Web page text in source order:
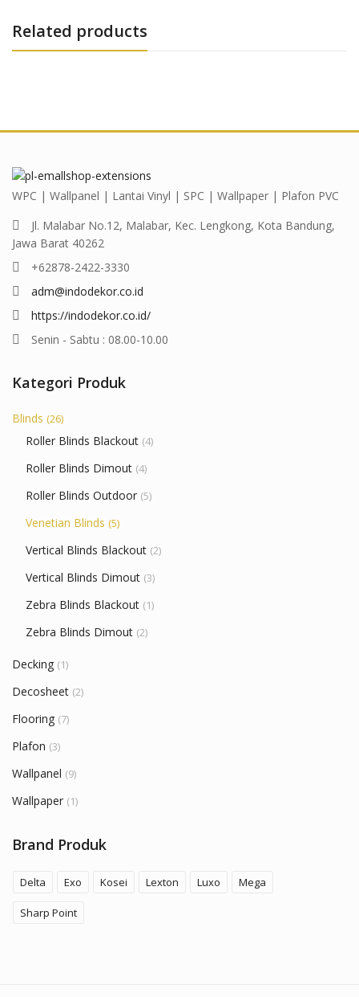
Related products
WPC | Wallpanel | Lantai Vinyl | SPC | Wallpaper | Plafon PVC
Jl. Malabar No.12, Malabar, Kec. Lengkong, Kota Bandung,
Jawa Barat 40262
+62878-2422-3330
adm@indodekor.co.id
https://indodekor.co.id/
Senin - Sabtu : 08.00-10.00
Kategori Produk
Blinds (26)
Roller Blinds Blackout (4)
Roller Blinds Dimout (4)
Roller Blinds Outdoor (5)
Venetian Blinds (5)
Vertical Blinds Blackout (2)
Vertical Blinds Dimout (3)
Zebra Blinds Blackout (1)
Zebra Blinds Dimout (2)
Decking (1)
Decosheet (2)
Flooring (7)
Plafon (3)
Wallpanel (9)
Wallpaper (1)
Brand Produk
Delta Exo Kosei Lexton Luxo Mega
Sharp Point